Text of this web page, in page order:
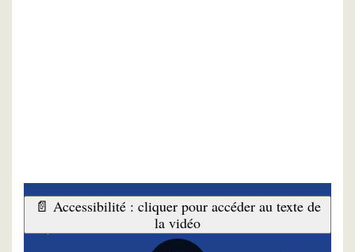
📄 Accessibilité : cliquer pour accéder au texte de
la vidéo